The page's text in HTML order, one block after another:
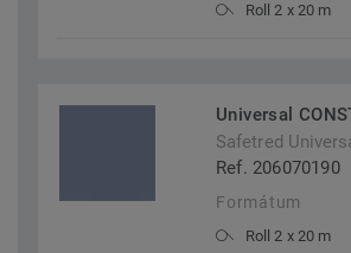
Roll 2 x 20 m
Universal
Safetred
Ref. 206070190
Formátum
Roll 2 x 20 m